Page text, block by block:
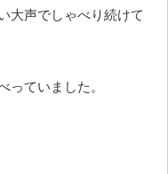
大声でしゃべり続けて
っていました。